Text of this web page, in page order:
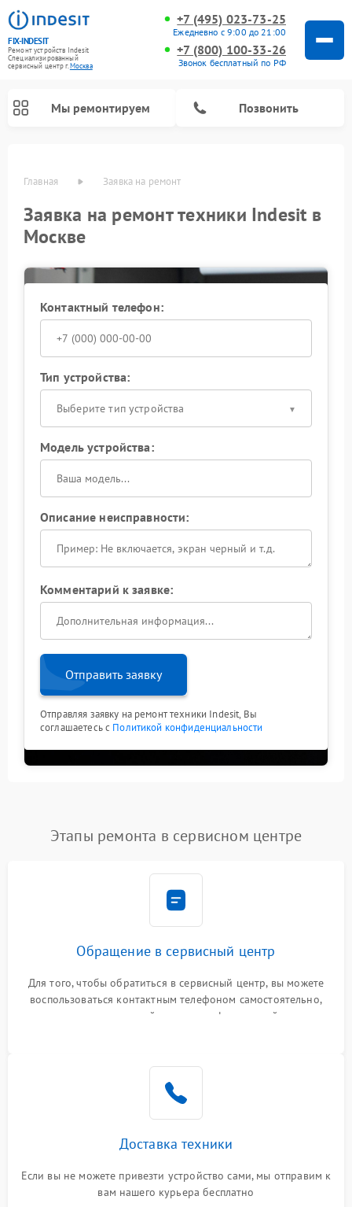
FIX-INDESIT
Ремонт устройств Indesit
Специализированный
cервисный центр г.Москва
+7 (495) 023-73-25
Ежедневно с 9:00 до 21:00
+7 (800) 100-33-26
Звонок бесплатный по РФ
Мы ремонтируем Позвонить
Главная Заявка на ремонт
Заявка на ремонт техники Indesit в
Москве
Контактный телефон:
Тип устройства:
Выберите тип устройства
Модель устройства:
Описание неисправности:
Комментарий к заявке:
Отправить заявку
Отправляя заявку на ремонт техники Indesit, Вы
соглашаетесь с Политикой конфиденциальности
Этапы ремонта в сервисном центре
Обращение в сервисный центр
Для того, чтобы обратиться в сервисный центр, вы можете
воспользоваться контактным телефоном самостоятельно,
или оставить свой номер телефона на сайте
Доставка техники
Если вы не можете привезти устройство сами, мы отправим к
вам нашего курьера бесплатно